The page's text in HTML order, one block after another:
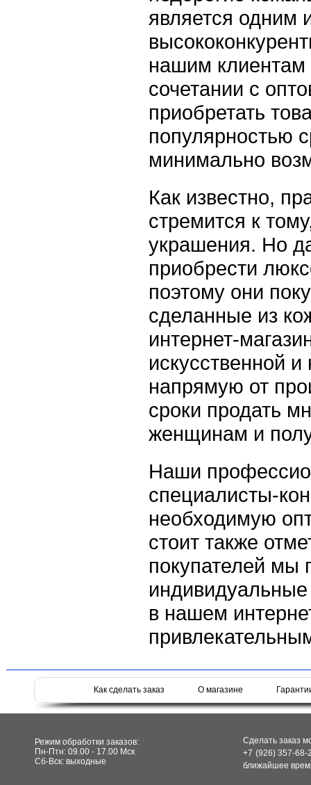
является одним
нашим клиентам
сочетании с
приобретать
популярностью
минимально
Как известно,
стремится к
украшения. Но
приобрести
поэтому они
сделанные из
интернет-
искусственной
напрямую от
сроки продать
женщинам и
Наши
специалисты-
необходимую
стоит также
покупателей мы
в нашем
Как сделать заказ О магазине
Режим обработки заказов:
Пн-Птн: 09.00 - 17.00 Мск
Сб-Вск: выходные
Сделать заказ
+7 (926) 357-
ближайшее